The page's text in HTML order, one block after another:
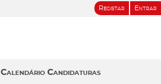
Registar Entrar
Calendário Candidaturas